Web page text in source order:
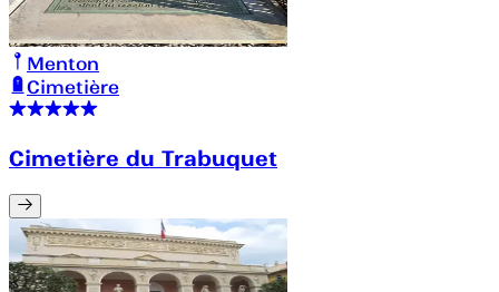
Menton
Cimetière
Cimetière du Trabuquet